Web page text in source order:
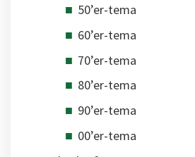
50’er-tema
60’er-tema
70’er-tema
80’er-tema
90’er-tema
00’er-tema